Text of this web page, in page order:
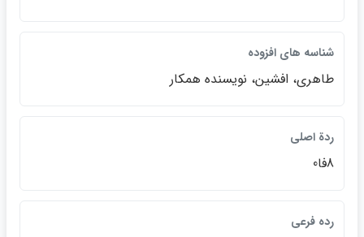
شناسه هاي افزوده
طاهري، افشين، نويسنده همكار
ردة اصلي
8فا0
رده فرعي